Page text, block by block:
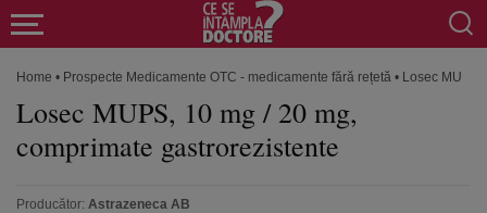
Home • Prospecte Medicamente OTC - medicamente fără rețetă • Losec
Losec MUPS, 10 mg / 20 mg,
comprimate gastrorezistente
Producător: Astrazeneca AB